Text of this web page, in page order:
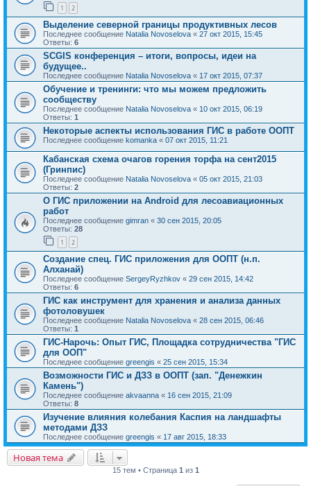
1 2
Выделение северной границы продуктивных лесов
Последнее сообщение Natalia Novoselova « 27 окт 2015, 15:45
Ответы: 6
SCGIS конференция – итоги, вопросы, идеи на
будущее..
Последнее сообщение Natalia Novoselova « 17 окт 2015, 07:37
Обучение и тренинги: что мы можем предложить
сообществу
Последнее сообщение Natalia Novoselova « 10 окт 2015, 06:19
Ответы: 1
Некоторые аспекты использования ГИС в работе ООПТ
Последнее сообщение komanka « 07 окт 2015, 11:21
Кабанская схема очагов горения торфа на сент2015
(Гринпис)
Последнее сообщение Natalia Novoselova « 05 окт 2015, 21:03
Ответы: 2
О ГИС приложении на Android для лесоавиационных
работ
Последнее сообщение gimran « 30 сен 2015, 20:05
Ответы: 28
1 2
Создание спец. ГИС приложения для ООПТ (н.п.
Алханай)
Последнее сообщение SergeyRyzhkov « 29 сен 2015, 14:42
Ответы: 6
ГИС как инструмент для хранения и анализа данных
фотоловушек
Последнее сообщение Natalia Novoselova « 28 сен 2015, 06:46
Ответы: 1
ГИС-Нарочь: Опыт ГИС, Площадка сотрудничества "ГИС
для ООП"
Последнее сообщение greengis « 25 сен 2015, 15:34
Возможности ГИС и ДЗЗ в ООПТ (зап. "Денежкин
Камень")
Последнее сообщение akvaanna « 16 сен 2015, 21:09
Ответы: 8
Изучение влияния колебания Каспия на ландшафты
методами ДЗЗ
Последнее сообщение greengis « 17 авг 2015, 18:33
Новая тема
15 тем • Страница 1 из 1